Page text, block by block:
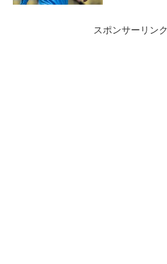
スポンサーリンク